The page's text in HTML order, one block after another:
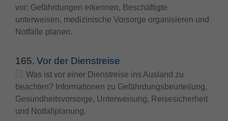
vor: Gefährdungen erkennen, Beschäftigte
unterweisen, medizinische Vorsorge organisieren und
Notfälle planen.
165. Vor der Dienstreise
Was ist vor einer Dienstreise ins Ausland zu
beachten? Informationen zu Gefährdungsbeurteilung,
Gesundheitsvorsorge, Unterweisung, Reisesicherheit
und Notfallplanung.